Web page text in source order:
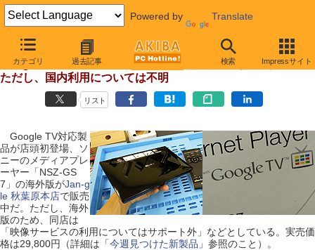
Powered by Translate
カテゴリ 過去記事 検索 Impressサイト
【 2012年7月26日 】
Google TV対応のソニー製メディアプレイヤーが直輸入
ただし、国内利用については不明
リスト
Google TV対応製
品が店頭初登場、ソ
ニーのメディアプレ
ーヤー「NSZ-GS
7」の海外版がJan-g
le 秋葉原本店で販売
中だ。ただし、海外
版のため、同店は
「映像サービスの利用についてはサポート外」などとしている。実売価
格は29,800円（詳細は「今週見つけた新製品 」参照のこと）。